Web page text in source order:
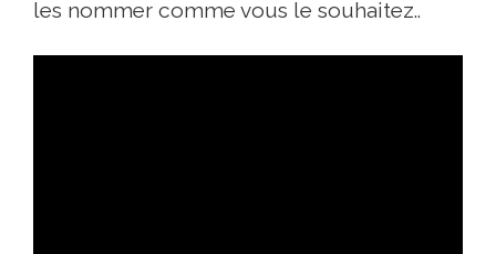
les nommer comme vous le souhaitez..